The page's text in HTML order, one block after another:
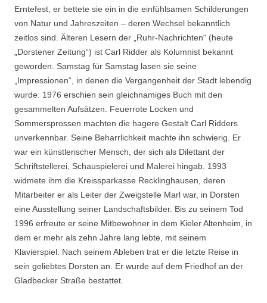
Erntefest, er bettete sie ein in die einfühlsamen Schilderungen
von Natur und Jahreszeiten – deren Wechsel bekanntlich
zeitlos sind. Älteren Lesern der „Ruhr-Nachrichten“ (heute
„Dorstener Zeitung“) ist Carl Ridder als Kolumnist bekannt
geworden. Samstag für Samstag lasen sie seine
„Impressionen“, in denen die Vergangenheit der Stadt lebendig
wurde. 1976 erschien sein gleichnamiges Buch mit den
gesammelten Aufsätzen. Feuerrote Locken und
Sommersprossen machten die hagere Gestalt Carl Ridders
unverkennbar. Seine Beharrlichkeit machte ihn schwierig. Er
war ein künstlerischer Mensch, der sich als Dilettant der
Schriftstellerei, Schauspielerei und Malerei hingab. 1993
widmete ihm die Kreissparkasse Recklinghausen, deren
Mitarbeiter er als Leiter der Zweigstelle Marl war, in Dorsten
eine Ausstellung seiner Landschaftsbilder. Bis zu seinem Tod
1996 erfreute er seine Mitbewohner in dem Kieler Altenheim, in
dem er mehr als zehn Jahre lang lebte, mit seinem
Klavierspiel. Nach seinem Ableben trat er die letzte Reise in
sein geliebtes Dorsten an. Er wurde auf dem Friedhof an der
Gladbecker Straße bestattet.